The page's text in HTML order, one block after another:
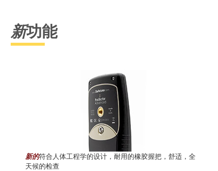
新功能
新的符合人体工程学的设计，耐用的橡胶握把，舒适，全
天候的检查